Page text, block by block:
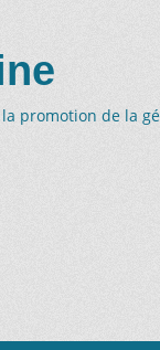
promotion de la